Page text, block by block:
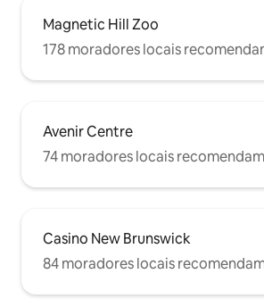
Magnetic Hill Zoo
178 moradores locais
Avenir Centre
74 moradores locais recomendam
Casino New Brunswick
84 moradores locais